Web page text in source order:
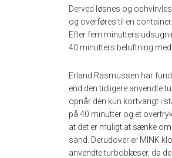
Derved løsnes og
og overføres til en container.
Efter fem minutters
40 minutters beluftning
Erland Rasmussen har
end den tidligere anvendte
opnår den kun kortvarigt i
på 40 minutter og et
at det er muligt at sænke
sand. Derudover er MINK
anvendte turboblæser, da